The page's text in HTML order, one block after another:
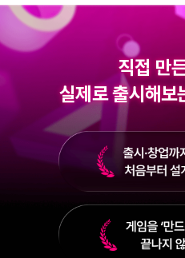
직접 만
실제로 출시해보